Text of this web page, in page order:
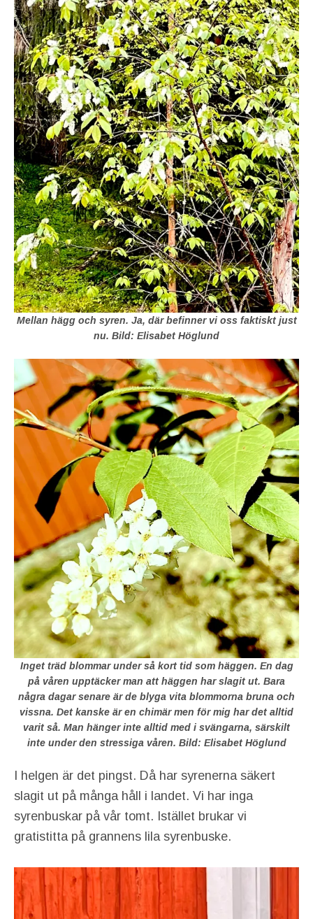
Mellan hägg och syren. Ja, där befinner vi oss faktiskt just
nu. Bild: Elisabet Höglund
Inget träd blommar under så kort tid som häggen. En dag
på våren upptäcker man att häggen har slagit ut. Bara
några dagar senare är de blyga vita blommorna bruna och
vissna. Det kanske är en chimär men för mig har det alltid
varit så. Man hänger inte alltid med i svängarna, särskilt
inte under den stressiga våren. Bild: Elisabet Höglund
I helgen är det pingst. Då har syrenerna säkert
slagit ut på många håll i landet. Vi har inga
syrenbuskar på vår tomt. Istället brukar vi
gratistitta på grannens lila syrenbuske.